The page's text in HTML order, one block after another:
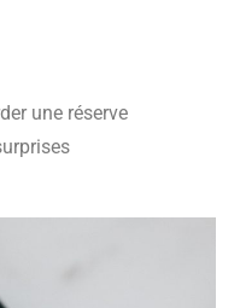
une réserve